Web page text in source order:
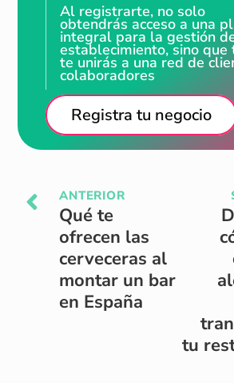
Al registrarte, no solo
obtendrás acceso a una
integral para la gestión
establecimiento, sino que
te unirás a una red de
colaboradores
Registra tu negocio
ANTERIOR
Qué te
ofrecen las
cerveceras al
montar un bar
en España
tu